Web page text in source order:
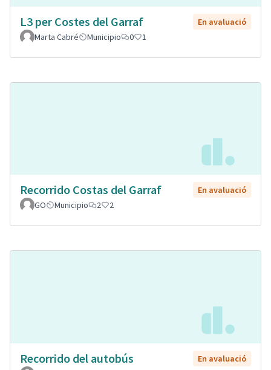
L3 per Costes del Garraf
En avaluació
Marta Cabré
Municipio 0 1
Recorrido Costas del Garraf
En avaluació
GO
Municipio 2 2
Recorrido del autobús
En avaluació